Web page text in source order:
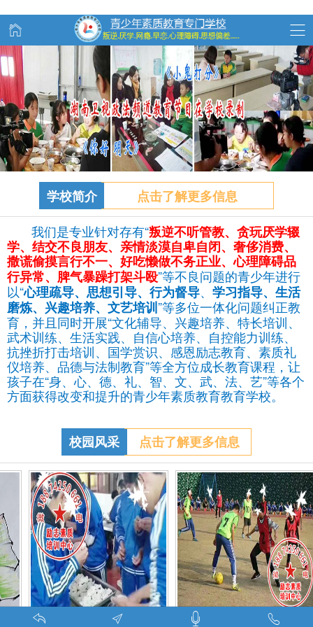
学校简介
点击了解更多信息
我们是专业针对存有“叛逆不听管教、 贪玩厌学辍
学、结交不良朋友、亲情淡漠自卑自闭、奢侈消费、
撒谎偷摸言行不一、好吃懒做不务正业、心理障碍品
行异常、脾气暴躁打架斗殴”等不良问题的青少年进行
以“心理疏导、思想引导、行为督导、 学习指导、生活
磨炼、兴趣培养、文艺培训”等多位一体化问题纠正教
育，并且同时开展“文化辅导、兴趣培养、特长培训、
武术训练、生活实践、自信心培养、自控能力训练、
抗挫折打击培训、国学赏识、感恩励志教育、素质礼
仪培养、品德与法制教育”等全方位成长教育课程，让
孩子在“身、心、德、礼、智、文、武、法、艺”等各个
方面获得改变和提升的青少年素质教育教育学校。
校园风采 点击了解更多信息